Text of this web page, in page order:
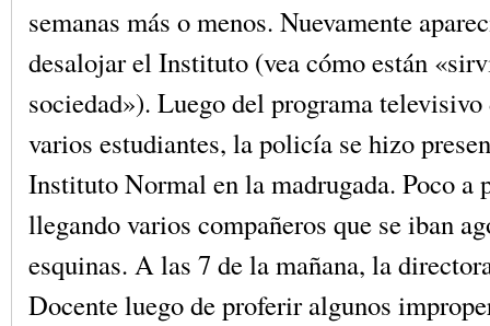
semanas más o menos. Nuevamente
desalojar el Instituto (vea cómo están
sociedad»). Luego del programa
varios estudiantes, la policía se hizo
Instituto Normal en la madrugada. Poco a
llegando varios compañeros que se iban
esquinas. A las 7 de la mañana, la
Docente luego de proferir algunos